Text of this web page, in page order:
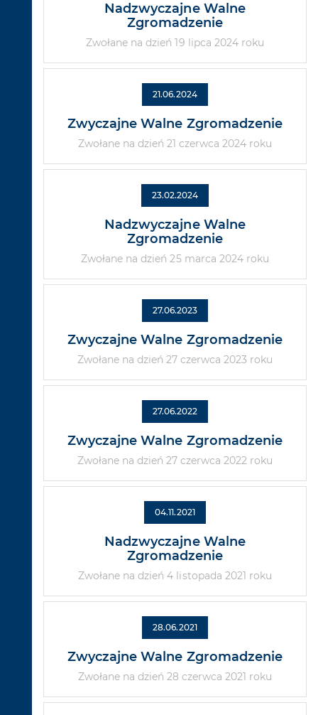
Nadzwyczajne Walne
Zgromadzenie
Zwołane na dzień 19 lipca 2024 roku
21.06.2024
Zwyczajne Walne Zgromadzenie
Zwołane na dzień 21 czerwca 2024 roku
23.02.2024
Nadzwyczajne Walne
Zgromadzenie
Zwołane na dzień 25 marca 2024 roku
27.06.2023
Zwyczajne Walne Zgromadzenie
Zwołane na dzień 27 czerwca 2023 roku
27.06.2022
Zwyczajne Walne Zgromadzenie
Zwołane na dzień 27 czerwca 2022 roku
04.11.2021
Nadzwyczajne Walne
Zgromadzenie
Zwołane na dzień 4 listopada 2021 roku
28.06.2021
Zwyczajne Walne Zgromadzenie
Zwołane na dzień 28 czerwca 2021 roku